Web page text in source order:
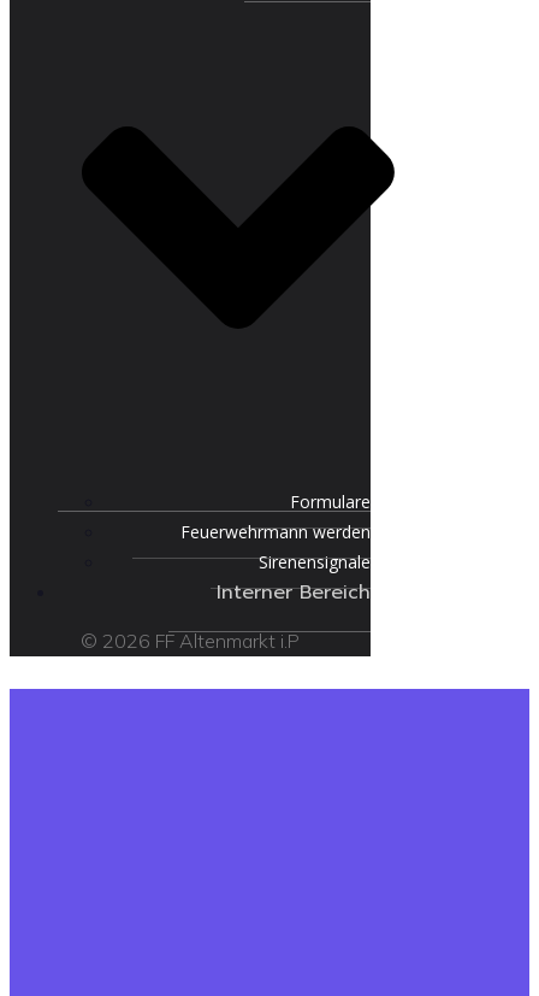
Formulare
Feuerwehrmann werden
Sirenensignale
Interner Bereich
© 2026 FF Altenmarkt i.P